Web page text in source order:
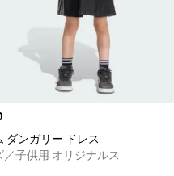
ダンガリー ドレス
／子供用 オリジナルス